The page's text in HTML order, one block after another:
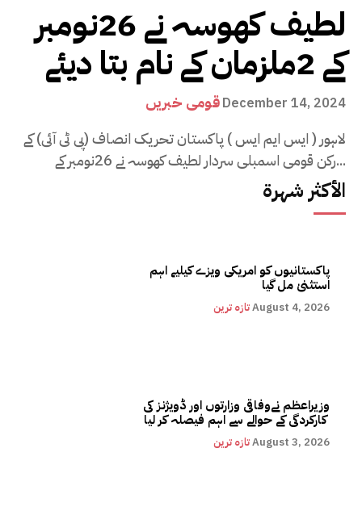
لطیف کھوسہ نے 26نومبر
کے 2ملزمان کے نام بتا دیئے
قومی خبریںDecember 14, 2024
رکن قومی اسمبلی سردار لطیف کھوسہ نے 26نومبر کے...
الأكثر شهرة
پاکستانیوں کو امریکی ویزے کیلیے اہم
استثنیٰ مل گیا
تازہ ترینAugust 4, 2026
وزیراعظم نےوفاقی وزارتوں اور ڈویژنز کی
کارکردگی کے حوالے سے اہم فیصلہ کر لیا
تازہ ترینAugust 3, 2026